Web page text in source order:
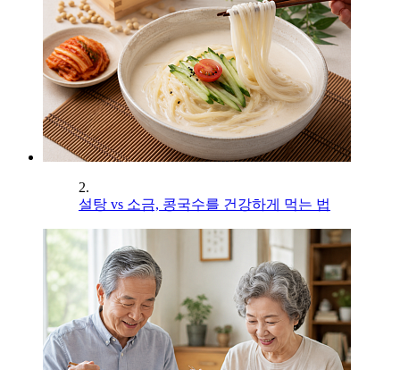
2.
설탕 vs 소금, 콩국수를 건강하게 먹는 법